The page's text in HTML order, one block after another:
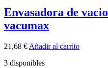
Envasadora de vacio
vacumax
21,68 € Añadir al carrito
3 disponibles